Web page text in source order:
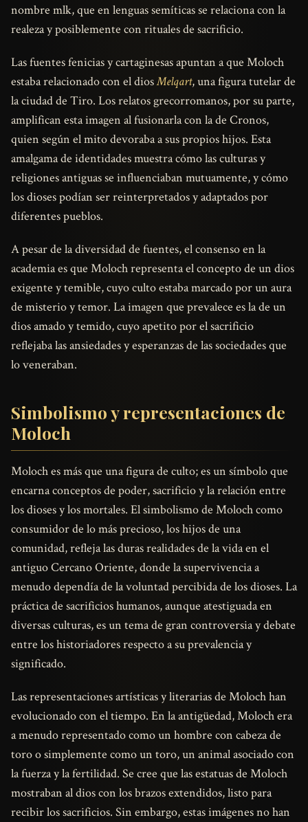
nombre mlk, que en lenguas semíticas se relaciona con la
realeza y posiblemente con rituales de sacrificio.
Las fuentes fenicias y cartaginesas apuntan a que Moloch
estaba relacionado con el diosMelqart, una figura tutelar de
la ciudad de Tiro. Los relatos grecorromanos, por su parte,
amplifican esta imagen al fusionarla con la de Cronos,
quien según el mito devoraba a sus propios hijos. Esta
amalgama de identidades muestra cómo las culturas y
religiones antiguas se influenciaban mutuamente, y cómo
los dioses podían ser reinterpretados y adaptados por
diferentes pueblos.
A pesar de la diversidad de fuentes, el consenso en la
academia es que Moloch representa el concepto de un dios
exigente y temible, cuyo culto estaba marcado por un aura
de misterio y temor. La imagen que prevalece es la de un
dios amado y temido, cuyo apetito por el sacrificio
reflejaba las ansiedades y esperanzas de las sociedades que
lo veneraban.
Simbolismo y representaciones de
Moloch
Moloch es más que una figura de culto; es un símbolo que
encarna conceptos de poder, sacrificio y la relación entre
los dioses y los mortales. El simbolismo de Moloch como
consumidor de lo más precioso, los hijos de una
comunidad, refleja las duras realidades de la vida en el
antiguo Cercano Oriente, donde la supervivencia a
menudo dependía de la voluntad percibida de los dioses. La
práctica de sacrificios humanos, aunque atestiguada en
diversas culturas, es un tema de gran controversia y debate
entre los historiadores respecto a su prevalencia y
significado.
Las representaciones artísticas y literarias de Moloch han
evolucionado con el tiempo. En la antigüedad, Moloch era
a menudo representado como un hombre con cabeza de
toro o simplemente como un toro, un animal asociado con
la fuerza y la fertilidad. Se cree que las estatuas de Moloch
mostraban al dios con los brazos extendidos, listo para
recibir los sacrificios. Sin embargo, estas imágenes no han